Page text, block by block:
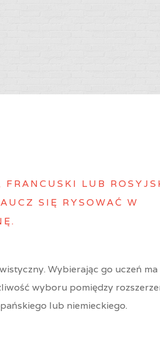
LUB
SIĘ RYSOWAĆ W
Wybierając go uczeń ma
wyboru pomiędzy
lub niemieckiego.